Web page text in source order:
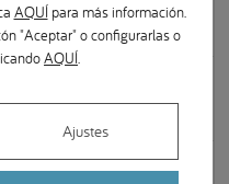
dentales hay?
AQUÍpara más información.
"Aceptar" o configurarlas o
AQUÍ
Ajustes